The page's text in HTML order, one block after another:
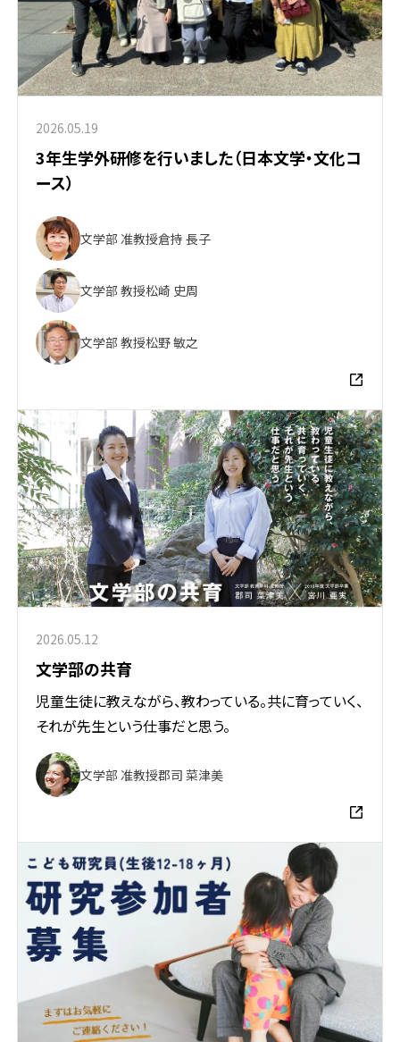
2026.05.19
3年生学外研修を行いました（日本文学・文化コ
ース）
文学部 准教授倉持 長子
文学部 教授松崎 史周
文学部 教授松野 敏之
2026.05.12
文学部の共育
児童生徒に教えながら、教わっている。共に育っていく、
それが先生という仕事だと思う。
文学部 准教授郡司 菜津美